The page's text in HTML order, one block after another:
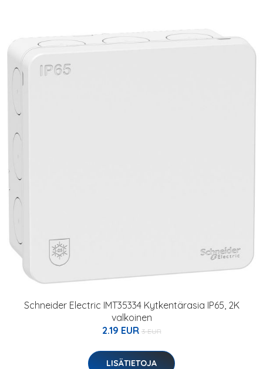
Schneider Electric IMT35334 Kytkentärasia IP65, 2K
valkoinen
2.19 EUR 3 EUR
LISÄTIETOJA